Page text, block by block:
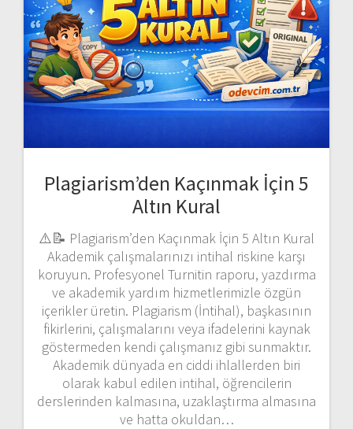
Plagiarism’den Kaçınmak İçin 5
Altın Kural
⚠️📝 Plagiarism’den Kaçınmak İçin 5 Altın Kural
Akademik çalışmalarınızı intihal riskine karşı
koruyun. Profesyonel Turnitin raporu, yazdırma
ve akademik yardım hizmetlerimizle özgün
içerikler üretin. Plagiarism (İntihal), başkasının
fikirlerini, çalışmalarını veya ifadelerini kaynak
göstermeden kendi çalışmanız gibi sunmaktır.
Akademik dünyada en ciddi ihlallerden biri
olarak kabul edilen intihal, öğrencilerin
derslerinden kalmasına, uzaklaştırma almasına
ve hatta okuldan…